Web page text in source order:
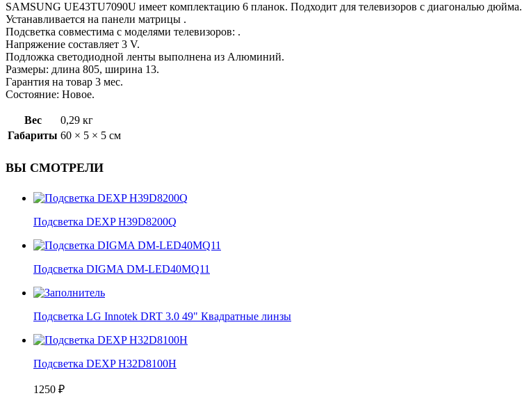
SAMSUNG UE43TU7090U имеет комплектацию 6 планок. Подходит для телевизоров с диагональю дюйма.
Устанавливается на панели матрицы .
Подсветка совместима с моделями телевизоров: .
Напряжение составляет 3 V.
Подложка светодиодной ленты выполнена из Алюминий.
Размеры: длина 805, ширина 13.
Гарантия на товар 3 мес.
Состояние: Новое.
Вес
0,29 кг
Габариты 60 × 5 × 5 см
ВЫ СМОТРЕЛИ
Подсветка DEXP H39D8200Q
Подсветка DIGMA DM-LED40MQ11
Подсветка LG Innotek DRT 3.0 49" Квадратные линзы
Подсветка DEXP H32D8100H
1250 ₽